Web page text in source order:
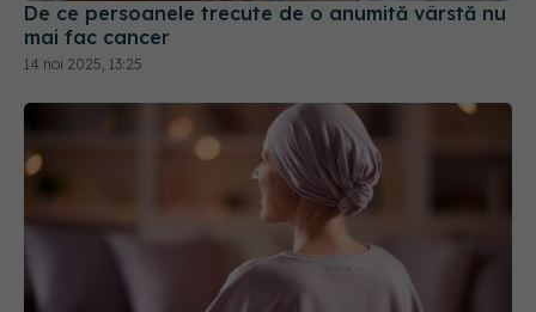
De ce persoanele trecute de o anumită vârstă nu
mai fac cancer
14 noi 2025, 13:25